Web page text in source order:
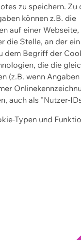
zu speichern. Zu
können z.B. die
auf einer
die Stelle, an der
dem Begriff der
die die
(z.B. wenn
auch als "Nutzer-
Typen und